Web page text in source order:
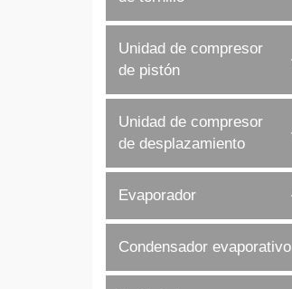
Unidad de compresor
de pistón
Unidad de compresor
de desplazamiento
Evaporador
Condensador evaporativo